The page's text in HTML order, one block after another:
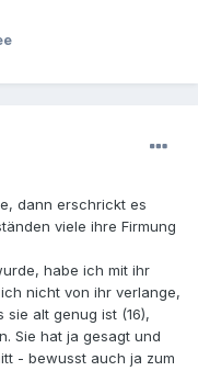
dann erschrickt es
viele ihre Firmung
habe ich mit ihr
nicht von ihr verlange,
sie alt genug ist (16),
Sie hat ja gesagt und
- bewusst auch ja zum